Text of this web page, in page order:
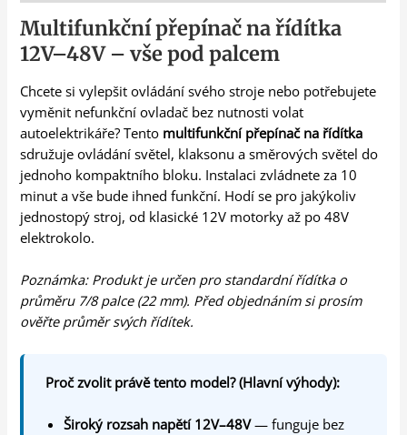
Multifunkční přepínač na řídítka
12V–48V – vše pod palcem
Chcete si vylepšit ovládání svého stroje nebo potřebujete
vyměnit nefunkční ovladač bez nutnosti volat
autoelektrikáře? Tento multifunkční přepínač na řídítka
sdružuje ovládání světel, klaksonu a směrových světel do
jednoho kompaktního bloku. Instalaci zvládnete za 10
minut a vše bude ihned funkční. Hodí se pro jakýkoliv
jednostopý stroj, od klasické 12V motorky až po 48V
elektrokolo.
Poznámka: Produkt je určen pro standardní řídítka o
průměru 7/8 palce (22 mm). Před objednáním si prosím
ověřte průměr svých řídítek.
Proč zvolit právě tento model? (Hlavní výhody):
Široký rozsah napětí 12V–48V— funguje bez